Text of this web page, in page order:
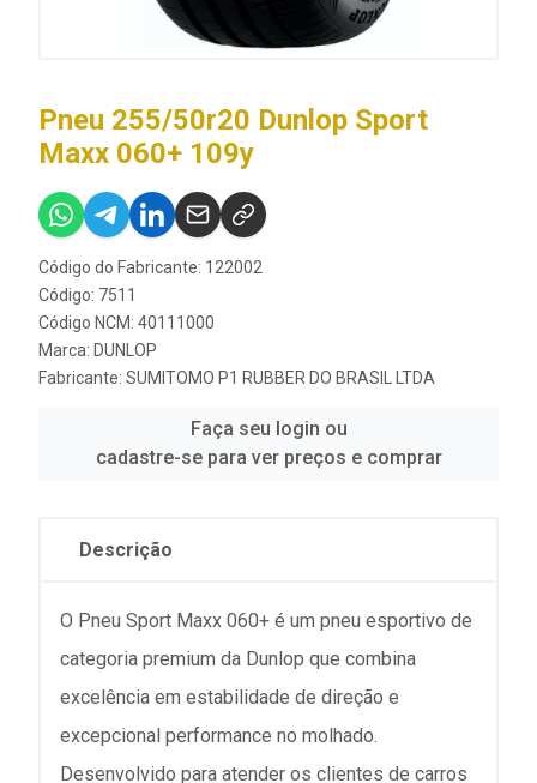
Pneu 255/50r20 Dunlop Sport
Maxx 060+ 109y
Código do Fabricante: 122002
Código: 7511
Código NCM: 40111000
Marca: DUNLOP
Fabricante: SUMITOMO P1 RUBBER DO BRASIL LTDA
Faça seu login ou
cadastre-se para ver preços e comprar
Descrição
O Pneu Sport Maxx 060+ é um pneu esportivo de
categoria premium da Dunlop que combina
excelência em estabilidade de direção e
excepcional performance no molhado.
Desenvolvido para atender os clientes de carros